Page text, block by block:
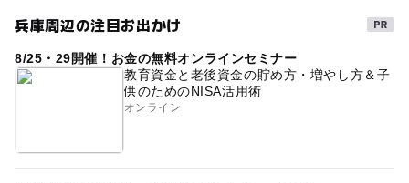
兵庫周辺の注目お出かけ
8/25・29開催！お金の無料オンラインセミナー
教育資金と老後資金の貯め方・増やし方＆子
供のためのNISA活用術
オンライン